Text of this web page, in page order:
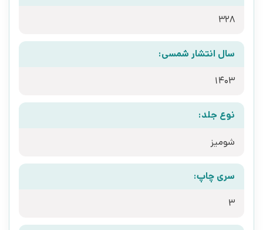
328
سال انتشار شمسی:
1403
نوع جلد:
شومیز
سری چاپ:
3